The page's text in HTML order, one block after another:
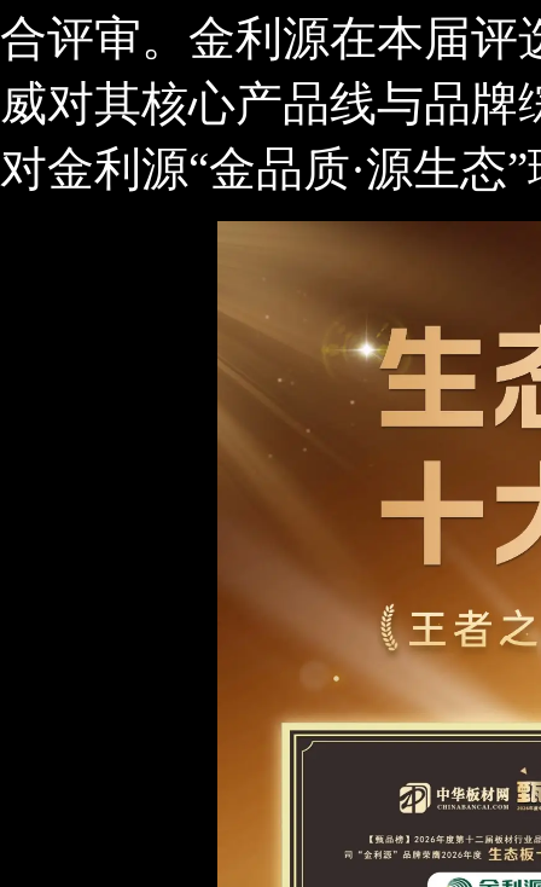
合评审。金利源在本届评
威对其核心产品线与品
对金利源“金品质·源生态